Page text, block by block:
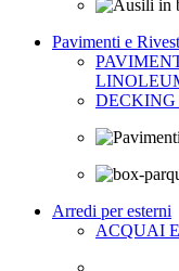
Pavimenti e
DECKING
Arredi per esterni
ACQUAI